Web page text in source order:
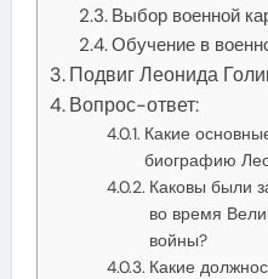
Выбор военной
Обучение в
Подвиг Леонида
Вопрос-ответ:
Какие
биографию
Каковы были
во время
войны?
Какие